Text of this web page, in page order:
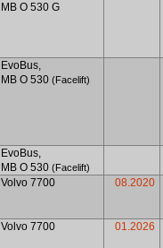
MB O 530 G
EvoBus,
MB O 530(Facelift)
EvoBus,
MB O 530(Facelift)
Volvo 7700 08.2020
Volvo 7700 01.2026